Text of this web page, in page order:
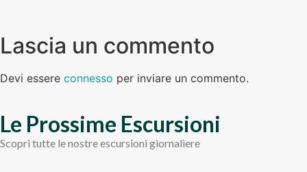
Lascia un commento
Devi essere connesso per inviare un commento.
Le Prossime Escursioni
Scopri tutte le nostre escursioni giornaliere